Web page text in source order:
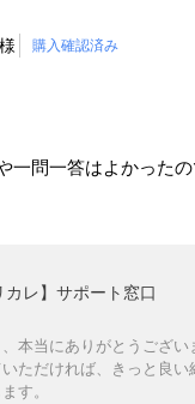
購入確認済み
一問一答はよかった
カレ】サポート窓口
本当にありがとうござ
ただければ、きっと良
す。